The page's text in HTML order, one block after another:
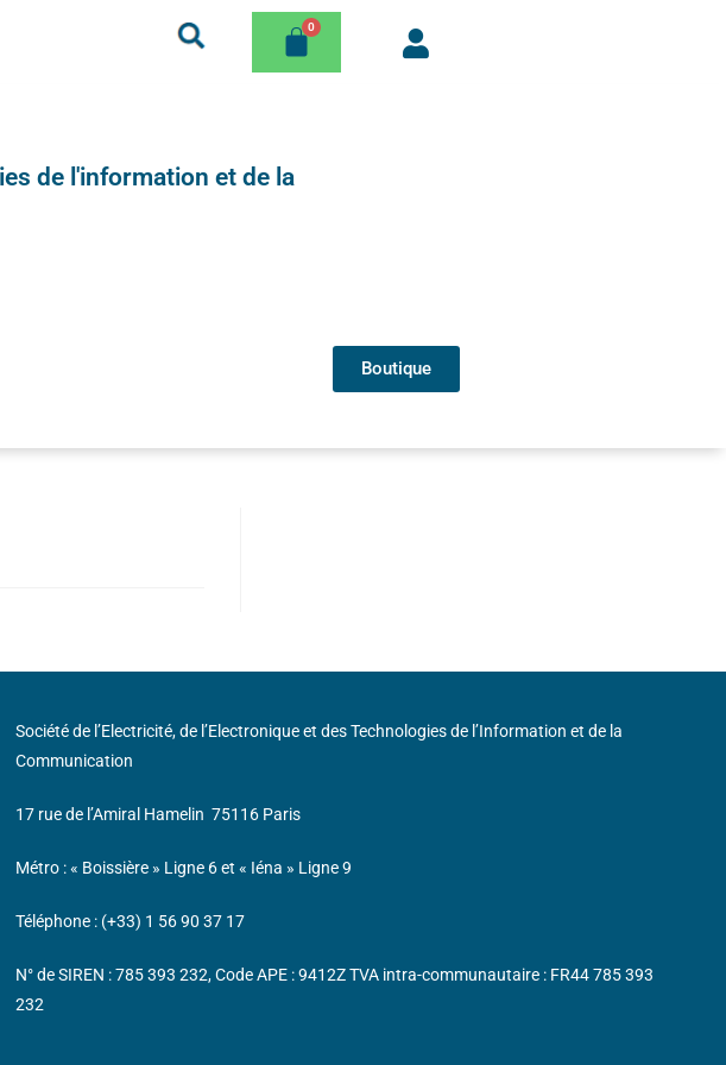
de l'information et de la
Boutique
Société de l’Electricité, de l’Electronique et des Technologies de l’Information et de la
Communication
17 rue de l’Amiral Hamelin 75116 Paris
Métro : « Boissière » Ligne 6 et « Iéna » Ligne 9
Téléphone : (+33) 1 56 90 37 17
N° de SIREN : 785 393 232, Code APE : 9412Z TVA intra-communautaire : FR44 785 393
232